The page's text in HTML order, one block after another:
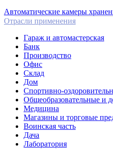
Автоматические камеры
Отрасли применения
Гараж и автомастерская
Банк
Производство
Офис
Склад
Дом
Спортивно-
Общеобразовательные и
Медицина
Магазины и торговые
Воинская часть
Дача
Лаборатория